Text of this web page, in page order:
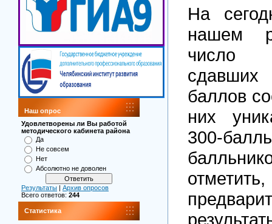
Наш опрос
Удовлетворены ли Вы работой
методического кабинета района
Да
Не совсем
Нет
Абсолютно не доволен
Результаты
Архив опросов
Всего ответов: 244
Статистика
На
нашем
число
баллов
них
300-